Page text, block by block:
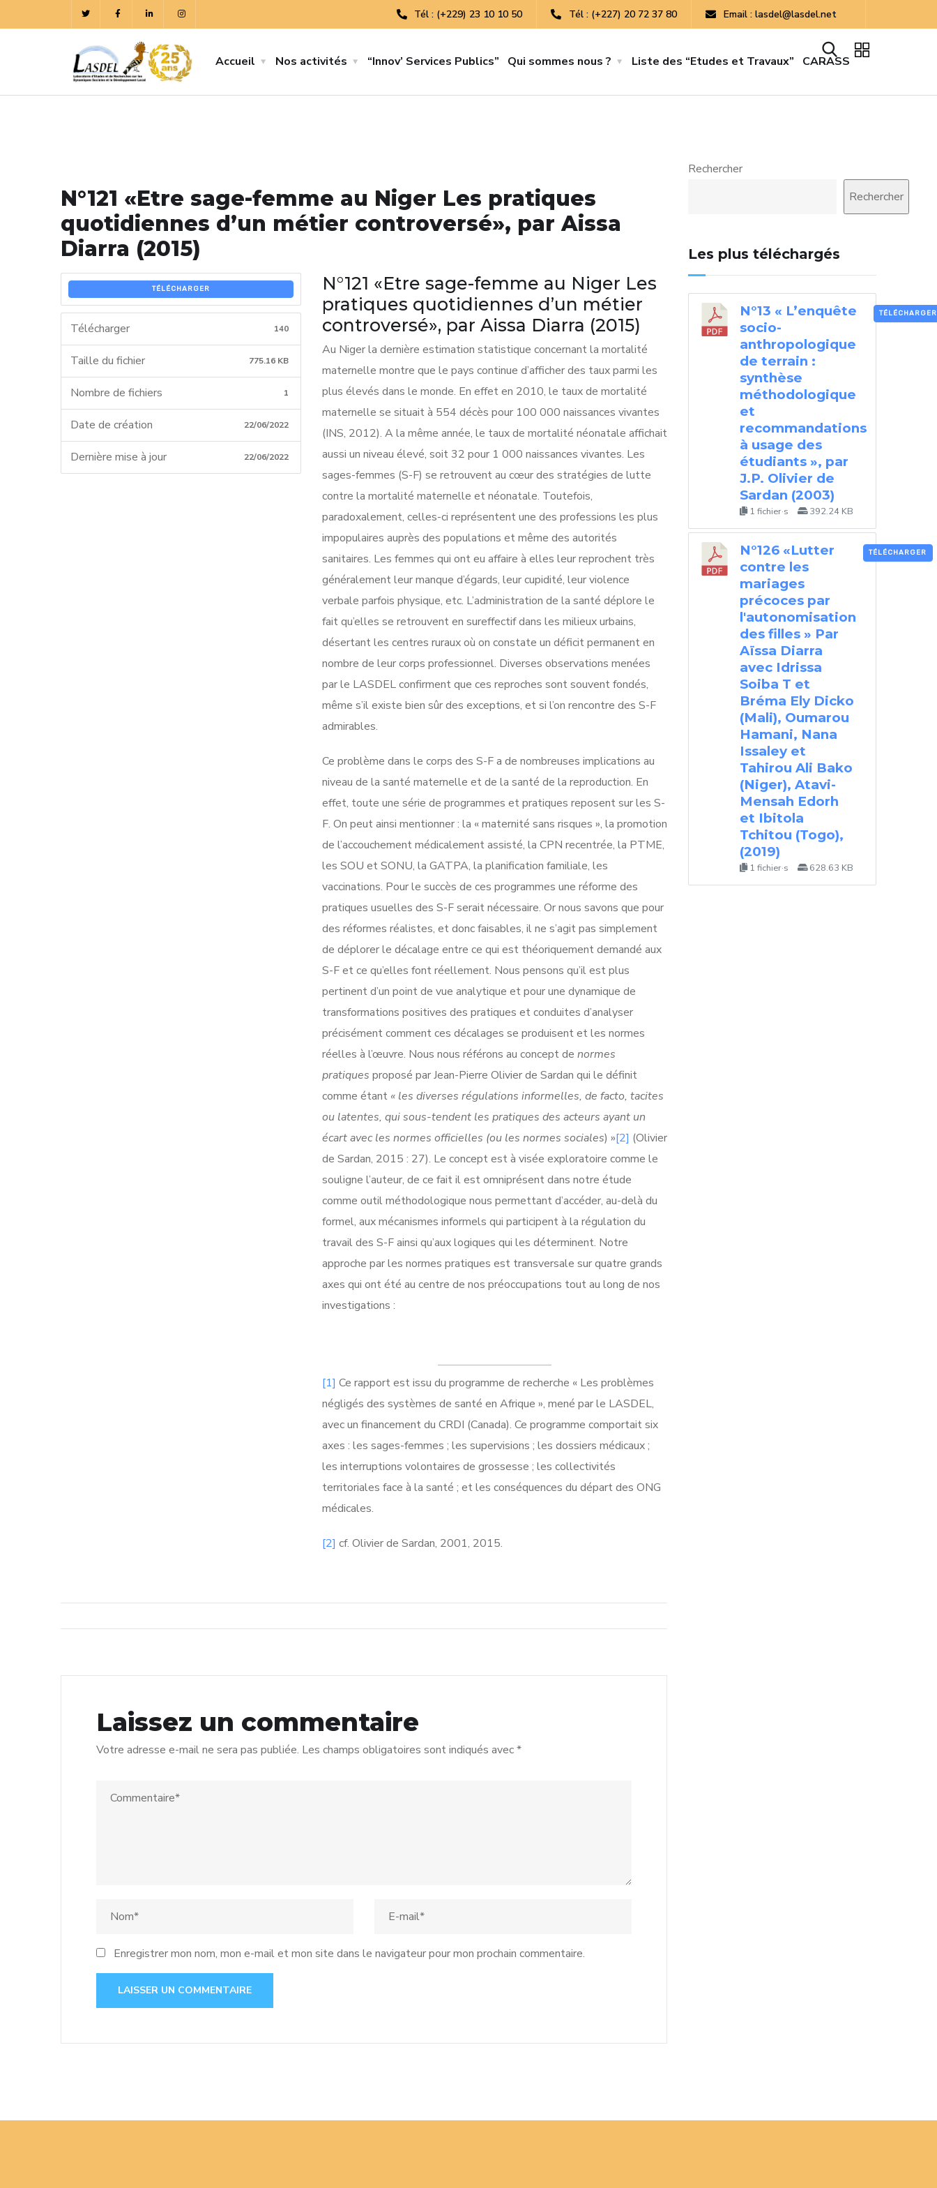
Tél : (+229) 23 10 10 50 Tél : (+227) 20 72 37 80 Email : lasdel@lasdel.net
Accueil Nos activités “Innov’ Services Publics” Qui sommes nous ? Liste des “Etudes et Travaux” CARASS
N°121 «Etre sage-femme au Niger Les pratiques
quotidiennes d’un métier controversé», par Aissa
Diarra (2015)
TÉLÉCHARGER
Télécharger 140
Taille du fichier 775.16 KB
Nombre de fichiers 1
Date de création 22/06/2022
Dernière mise à jour 22/06/2022
N°121 «Etre sage-femme au Niger Les
pratiques quotidiennes d’un métier
controversé», par Aissa Diarra (2015)
Au Niger la dernière estimation statistique concernant la mortalité
maternelle montre que le pays continue d’afficher des taux parmi les
plus élevés dans le monde. En effet en 2010, le taux de mortalité
maternelle se situait à 554 décès pour 100 000 naissances vivantes
(INS, 2012). A la même année, le taux de mortalité néonatale affichait
aussi un niveau élevé, soit 32 pour 1 000 naissances vivantes. Les
sages-femmes (S-F) se retrouvent au cœur des stratégies de lutte
contre la mortalité maternelle et néonatale. Toutefois,
paradoxalement, celles-ci représentent une des professions les plus
impopulaires auprès des populations et même des autorités
sanitaires. Les femmes qui ont eu affaire à elles leur reprochent très
généralement leur manque d’égards, leur cupidité, leur violence
verbale parfois physique, etc. L’administration de la santé déplore le
fait qu’elles se retrouvent en sureffectif dans les milieux urbains,
désertant les centres ruraux où on constate un déficit permanent en
nombre de leur corps professionnel. Diverses observations menées
par le LASDEL confirment que ces reproches sont souvent fondés,
même s’il existe bien sûr des exceptions, et si l’on rencontre des S-F
admirables.
Ce problème dans le corps des S-F a de nombreuses implications au
niveau de la santé maternelle et de la santé de la reproduction. En
effet, toute une série de programmes et pratiques reposent sur les S-
F. On peut ainsi mentionner : la « maternité sans risques », la promotion
de l’accouchement médicalement assisté, la CPN recentrée, la PTME,
les SOU et SONU, la GATPA, la planification familiale, les
vaccinations. Pour le succès de ces programmes une réforme des
pratiques usuelles des S-F serait nécessaire. Or nous savons que pour
des réformes réalistes, et donc faisables, il ne s’agit pas simplement
de déplorer le décalage entre ce qui est théoriquement demandé aux
S-F et ce qu’elles font réellement. Nous pensons qu’il est plus
pertinent d’un point de vue analytique et pour une dynamique de
transformations positives des pratiques et conduites d’analyser
précisément comment ces décalages se produisent et les normes
réelles à l’œuvre. Nous nous référons au concept de normes
pratiques proposé par Jean-Pierre Olivier de Sardan qui le définit
comme étant « les diverses régulations informelles, de facto, tacites
ou latentes, qui sous-tendent les pratiques des acteurs ayant un
écart avec les normes officielles (ou les normes sociales) »[2] (Olivier
de Sardan, 2015 : 27). Le concept est à visée exploratoire comme le
souligne l’auteur, de ce fait il est omniprésent dans notre étude
comme outil méthodologique nous permettant d’accéder, au-delà du
formel, aux mécanismes informels qui participent à la régulation du
travail des S-F ainsi qu’aux logiques qui les déterminent. Notre
approche par les normes pratiques est transversale sur quatre grands
axes qui ont été au centre de nos préoccupations tout au long de nos
investigations :
[1] Ce rapport est issu du programme de recherche « Les problèmes
négligés des systèmes de santé en Afrique », mené par le LASDEL,
avec un financement du CRDI (Canada). Ce programme comportait six
axes : les sages-femmes ; les supervisions ; les dossiers médicaux ;
les interruptions volontaires de grossesse ; les collectivités
territoriales face à la santé ; et les conséquences du départ des ONG
médicales.
[2] cf. Olivier de Sardan, 2001, 2015.
Laissez un commentaire
Votre adresse e-mail ne sera pas publiée. Les champs obligatoires sont indiqués avec*
Enregistrer mon nom, mon e-mail et mon site dans le navigateur pour mon prochain commentaire.
Rechercher
Rechercher
Les plus téléchargés
N°13 « L’enquête
socio-
anthropologique
de terrain :
synthèse
méthodologique
et
recommandations
à usage des
étudiants », par
J.P. Olivier de
Sardan (2003)
1 fichier·s 392.24 KB
TÉLÉCHARGER
N°126 «Lutter
contre les
mariages
précoces par
l'autonomisation
des filles » Par
Aïssa Diarra
avec Idrissa
Soiba T et
Bréma Ely Dicko
(Mali), Oumarou
Hamani, Nana
Issaley et
Tahirou Ali Bako
(Niger), Atavi-
Mensah Edorh
et Ibitola
Tchitou (Togo),
(2019)
1 fichier·s 628.63 KB
TÉLÉCHARGER